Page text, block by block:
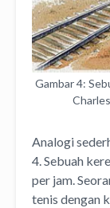
Gambar 4:
Analogi
4. Sebuah
per jam.
tenis dengan